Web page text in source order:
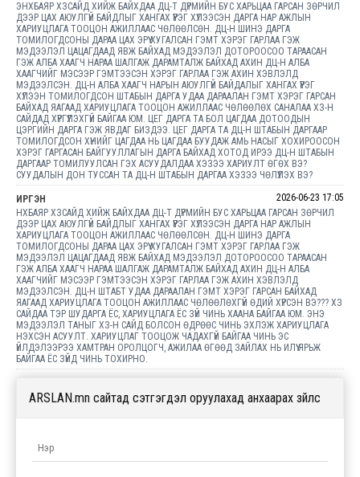
ЭНХБАЯР ХЗСАЙД ХИЙЖ БАЙХДАА ДЦ-Т ДҮРМИЙН БУС ХАРЬЦАА ГАРСАН ЗӨРЧИЛ
ДЭЭР ЦАХ АЮУЛГҮЙ БАЙДЛЫГ ХАНГАХ ҮҮРЭГ ХҮЛЭЭСЭН ДАРГА НАР АЖЛЫН
ХАРИУЦЛАГА ТООЦОН АЖИЛЛААС ЧӨЛӨӨЛСӨН. ДЦ-Н ШИНЭ ДАРГА
ТОМИЛОГДСОНЫ ДАРАА ЦАХ ЭРҮҮ ХУГАЛСАН ГЭМТ ХЭРЭГ ГАРЛАА ГЭЖ
МЭДЭЭЛЭЛ ЦАЦАГДААД ЯВЖ БАЙХАД МЭДЭЭЛЭЛ ДОТОРООСОО ТАРААСАН
ГЭЖ АЛБА ХААГЧ НАРАА ШАЛГАЖ ДАРАМТАЛЖ БАЙХАД АХИН ДЦ-Н АЛБА
ХААГЧИЙГ МЭСЭЭР ГЭМТЭЭСЭН ХЭРЭГ ГАРЛАА ГЭЖ АХИН ХЭВЛЭЛД
МЭДЭЭЛСЭН. ДЦ-Н АЛБА ХААГЧ НАРЫН АЮУЛГҮЙ БАЙДАЛЫГ ХАНГАХ ҮҮРЭГ
ХҮЛЭЭН ТОМИЛОГДСОН ШТАБЫН ДАРГА УДАА ДАРААЛАН ГЭМТ ХЭРЭГ ГАРСАН
БАЙХАД ЯАГААД ХАРИУЦЛАГА ТООЦОН АЖИЛЛААС ЧӨЛӨӨЛӨХ САНАЛАА ХЗ-Н
САЙДАД ХҮРГҮҮЛЭХГҮЙ БАЙГАА ЮМ. ЦЕГ ДАРГА ТА БОЛ ЦАГДАА ДОТООДЫН
ЦЭРГИЙН ДАРГА ГЭЖ ЯВДАГ БИЗДЭЭ. ЦЕГ ДАРГА ТА ДЦ-Н ШТАБЫН ДАРГААР
ТОМИЛОГДСОН ХҮНИЙГ ЦАГДАА НЬ ЦАГДАА БУУДАЖ АМЬ НАСЫГ ХОХИРООСОН
ХЭРЭГ ГАРГАСАН БАЙГУУЛЛАГЫН ДАРГА БАЙХАД ХОТОД ИРЭЭ ДЦ-Н ШТАБЫН
ДАРГААР ТОМИЛУУЛСАН ГЭХ АСУУДАЛДАА ХЭЗЭЭ ХАРИУЛТ ӨГӨХ ВЭ?
СУУДАЛЫН ДОН ТУССАН ТА ДЦ-Н ШТАБЫН ДАРГАА ХЭЗЭЭ ЧӨЛҮҮЛЭХ ВЭ?
ИРГЭН
2026-06-23 17:05
НХБАЯР ХЗСАЙД ХИЙЖ БАЙХДАА ДЦ-Т ДҮРМИЙН БУС ХАРЬЦАА ГАРСАН ЗӨРЧИЛ
ДЭЭР ЦАХ АЮУЛГҮЙ БАЙДЛЫГ ХАНГАХ ҮҮРЭГ ХҮЛЭЭСЭН ДАРГА НАР АЖЛЫН
ХАРИУЦЛАГА ТООЦОН АЖИЛЛААС ЧӨЛӨӨЛСӨН. ДЦ-Н ШИНЭ ДАРГА
ТОМИЛОГДСОНЫ ДАРАА ЦАХ ЭРҮҮ ХУГАЛСАН ГЭМТ ХЭРЭГ ГАРЛАА ГЭЖ
МЭДЭЭЛЭЛ ЦАЦАГДААД ЯВЖ БАЙХАД МЭДЭЭЛЭЛ ДОТОРООСОО ТАРААСАН
ГЭЖ АЛБА ХААГЧ НАРАА ШАЛГАЖ ДАРАМТАЛЖ БАЙХАД АХИН ДЦ-Н АЛБА
ХААГЧИЙГ МЭСЭЭР ГЭМТЭЭСЭН ХЭРЭГ ГАРЛАА ГЭЖ АХИН ХЭВЛЭЛД
МЭДЭЭЛСЭН. ДЦ-Н ШТАБТ УДАА ДАРААЛАН ГЭМТ ХЭРЭГ ГАРСАН БАЙХАД
ЯАГААД ХАРИУЦЛАГА ТООЦОН АЖИЛЛААС ЧӨЛӨӨЛӨХГҮЙ ӨДИЙ ХҮРСЭН ВЭ??? ХЗ
САЙДАА ТЭР ШУДАРГА ЁС, ХАРИУЦЛАГА ЁС ЗҮЙ ЧИНЬ ХААНА БАЙГАА ЮМ. ЭНЭ
МЭДЭЭЛЭЛ ТАНЫГ ХЗ-Н САЙД БОЛСОН ӨДРӨӨС ЧИНЬ ЭХЛЭЖ ХАРИУЦЛАГА
НЭХСЭН АСУУЛТ. ХАРИУЦЛАГ ТООЦОЖ ЧАДАХГҮЙ БАЙГАА ЧИНЬ ЭС
ҮЙЛДЭЛЭЭРЭЭ ХАМТРАН ОРОЛЦОГЧ, АЖИЛАА ӨГӨӨД ЗАЙЛАХ НЬ ИЛҮҮ ЯРЬЖ
БАЙГАА ЁС ЗҮЙД ЧИНЬ ТОХИРНО.
ARSLAN.mn сайтад сэтгэгдэл оруулахад анхаарах зүйлс